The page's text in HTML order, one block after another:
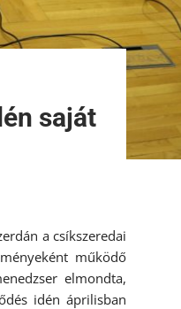
saját
a csíkszeredai
működő
elmondta,
idén áprilisban